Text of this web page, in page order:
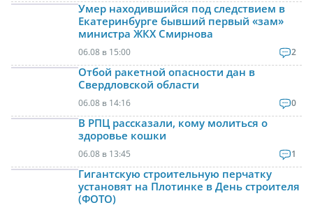
Умер находившийся под следствием в
Екатеринбурге бывший первый «зам»
министра ЖКХ Смирнова
06.08 в 15:00 2
Отбой ракетной опасности дан в
Свердловской области
06.08 в 14:16 0
В РПЦ рассказали, кому молиться о
здоровье кошки
06.08 в 13:45 1
Гигантскую строительную перчатку
установят на Плотинке в День строителя
(ФОТО)